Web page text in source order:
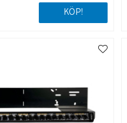
KÖP!